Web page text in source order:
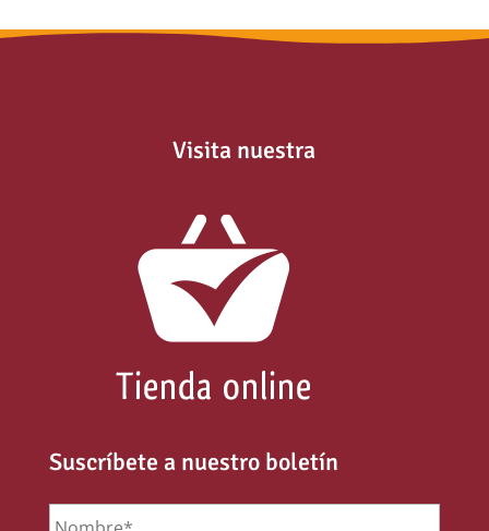
Visita nuestra
Suscríbete a nuestro boletín
Nombre *